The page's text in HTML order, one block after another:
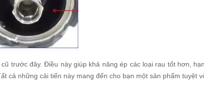
trước đây. Điều này giúp khả năng ép các loại rau tốt hơn,
cả những cải tiến này mang đến cho bạn một sản phẩm tuyệt